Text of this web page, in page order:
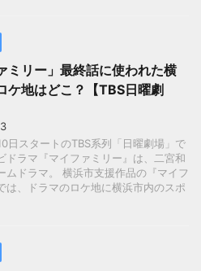
ミリー」最終話に使われた横
ケ地はどこ？【TBS日曜劇
日スタートのTBS系列「日曜劇場」で
ドラマ『マイファミリー』は、二宮和
ムドラマ。 横浜市支援作品の『マイフ
は、ドラマのロケ地に横浜市内のスポ